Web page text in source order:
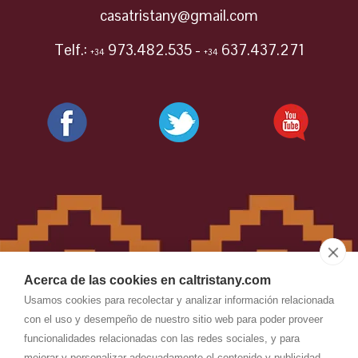
Acerca de las cookies en caltristany.com
Usamos cookies para recolectar y analizar información relacionada
con el uso y desempeño de nuestro sitio web para poder proveer
funcionalidades relacionadas con las redes sociales, y para
casatristany@gmail.com
Telf.: +34973.482.535 - +34637.437.271
CAL TRISTANY- Aviso legal -